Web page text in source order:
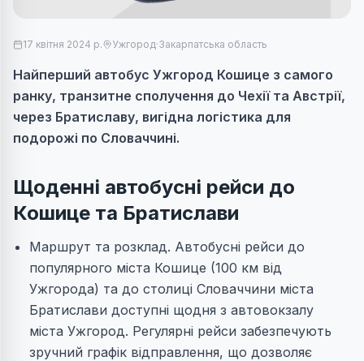
17 квітня 2024 р. Ужгород·Закарпатська область
Найперший автобус Ужгород Кошице з самого
ранку, транзитне сполучення до Чехії та Австрії,
через Братиславу, вигідна логістика для
подорожі по Словаччині.
Щоденні автобусні рейси до
Кошице та Братислави
Маршрут та розклад. Автобусні рейси до
популярного міста Кошице (100 км від
Ужгорода) та до столиці Словаччини міста
Братислави доступні щодня з автовокзалу
міста Ужгород. Регулярні рейси забезпечують
зручний графік відправлення, що дозволяє